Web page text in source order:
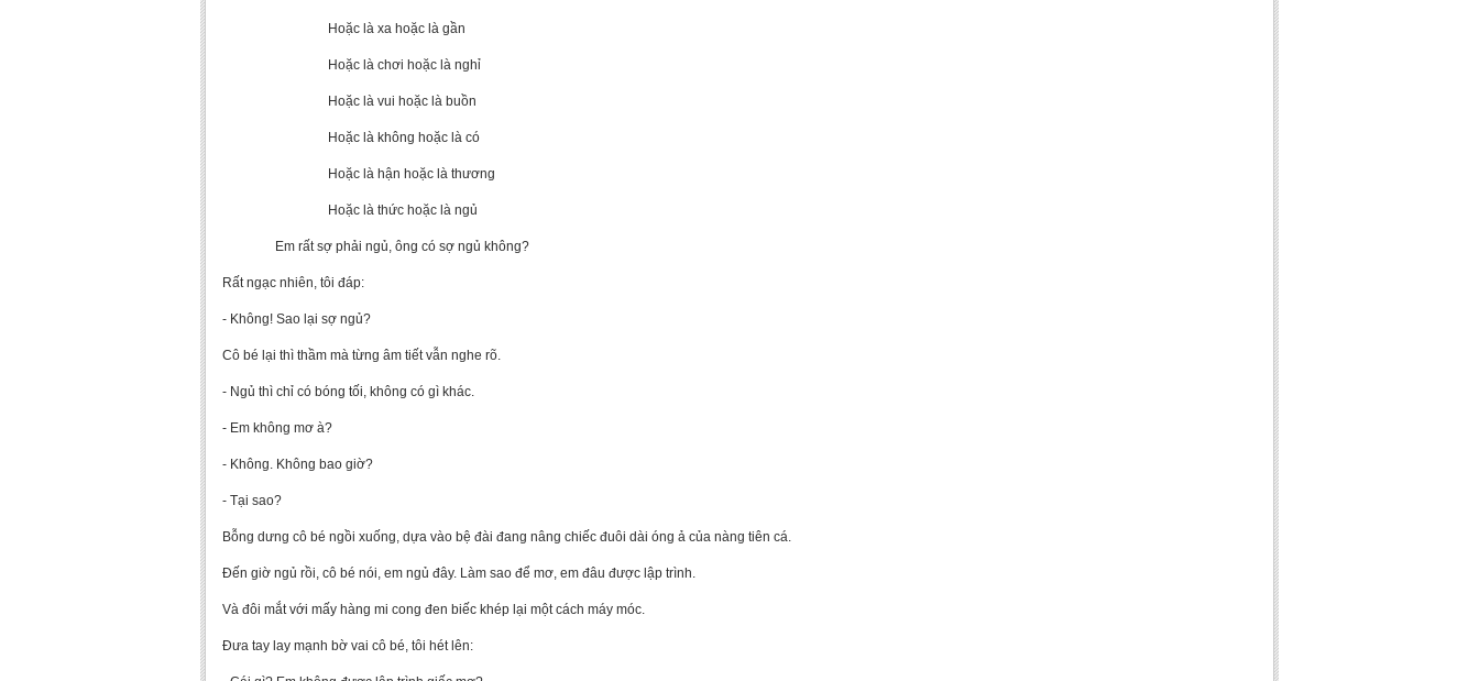
Hoặc là xa hoặc là gần
Hoặc là chơi hoặc là nghỉ
Hoặc là vui hoặc là buồn
Hoặc là không hoặc là có
Hoặc là hận hoặc là thương
Hoặc là thức hoặc là ngủ
Em rất sợ phải ngủ, ông có sợ ngủ không?
Rất ngạc nhiên, tôi đáp:
- Không! Sao lại sợ ngủ?
Cô bé lại thì thầm mà từng âm tiết vẫn nghe rõ.
- Ngủ thì chỉ có bóng tối, không có gì khác.
- Em không mơ à?
- Không. Không bao giờ?
- Tại sao?
Bỗng dưng cô bé ngồi xuống, dựa vào bệ đài đang nâng chiếc đuôi dài óng ả của nàng tiên cá.
Đến giờ ngủ rồi, cô bé nói, em ngủ đây. Làm sao để mơ, em đâu được lập trình.
Và đôi mắt với mấy hàng mi cong đen biếc khép lại một cách máy móc.
Đưa tay lay mạnh bờ vai cô bé, tôi hét lên: